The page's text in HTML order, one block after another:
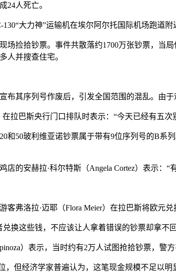
24人死亡。
大力神”运输机在埃尔阿尔托国际机场跑道
场捡拾钞票。事件共散落约1700万张钞票，当
人并搜查住宅。
布其序列号作废后，引发全国范围的混乱。由
在拉巴斯央行门口排队时表示：“今天已经有五
和50玻利维亚诺钞票属于带有9位序列号的B
店的安赫拉·科尔特斯（Angela Cortez）表示：
客弗洛拉·迈耶（Flora Meier）在拉巴斯将欧元
换这些钱，不应该让人拿着错误的钞票却拿不
）表示，当时约有2万人试图抢拾钞票，
，但经济学家普遍认为，这笔现金规模不足以